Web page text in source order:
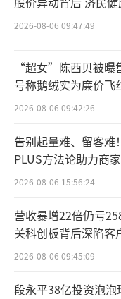
鹏润堂负责
支撑到数智能力
解，111医药馆
竞争力源于其
从“体系化、数
润堂的实际体验
赋能十八力
在体系化
服务、培训等
板’。对于加盟
营有章法，员工
2026-08-06 09:47:49
“超女”陈西贝被曝
号称鹅绒实为廉价飞
百万元
2026-08-06 09:42:26
告别起量难、留客难
PLUS方法论助力商
路径
2026-08-06 15:56:24
营收暴增22倍仍亏
关科创板背后深陷客
困局
2026-08-06 09:45:09
段永平38亿投资泡泡